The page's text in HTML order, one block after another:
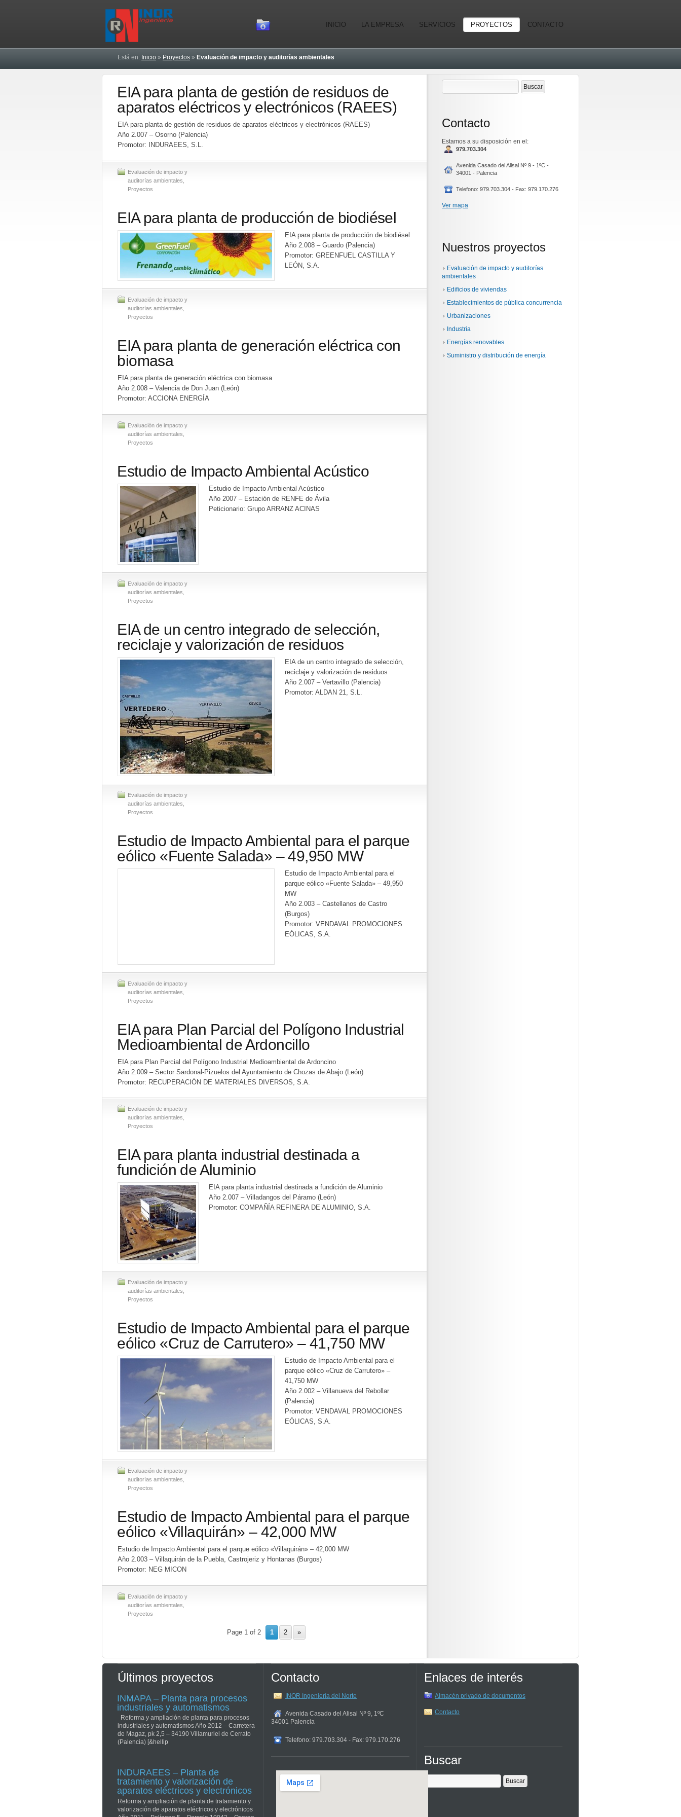
INICIO LA EMPRESA SERVICIOS PROYECTOS CONTACTO
Está en: Inicio » Proyectos » Evaluación de impacto y auditorías ambientales
EIA para planta de gestión de residuos de
aparatos eléctricos y electrónicos (RAEES)
EIA para planta de gestión de residuos de aparatos eléctricos y electrónicos (RAEES)
Año 2.007 – Osorno (Palencia)
Promotor: INDURAEES, S.L.
Evaluación de impacto y
auditorías ambientales
Proyectos
EIA para planta de producción de biodiésel
EIA para planta de producción de biodiésel
Año 2.008 – Guardo (Palencia)
Promotor: GREENFUEL CASTILLA Y
LEÓN, S.A.
Evaluación de impacto y
auditorías ambientales
Proyectos
EIA para planta de generación eléctrica con
biomasa
EIA para planta de generación eléctrica con biomasa
Año 2.008 – Valencia de Don Juan (León)
Promotor: ACCIONA ENERGÍA
Evaluación de impacto y
auditorías ambientales
Proyectos
Estudio de Impacto Ambiental Acústico
Estudio de Impacto Ambiental Acústico
Año 2007 – Estación de RENFE de Ávila
Peticionario: Grupo ARRANZ ACINAS
Evaluación de impacto y
auditorías ambientales
Proyectos
EIA de un centro integrado de selección,
reciclaje y valorización de residuos
EIA de un centro integrado de selección,
reciclaje y valorización de residuos
Año 2.007 – Vertavillo (Palencia)
Promotor: ALDAN 21, S.L.
Evaluación de impacto y
auditorías ambientales
Proyectos
Estudio de Impacto Ambiental para el parque
eólico «Fuente Salada» – 49,950 MW
Estudio de Impacto Ambiental para el
parque eólico «Fuente Salada» – 49,950
MW
Año 2.003 – Castellanos de Castro
(Burgos)
Promotor: VENDAVAL PROMOCIONES
EÓLICAS, S.A.
Evaluación de impacto y
auditorías ambientales
Proyectos
EIA para Plan Parcial del Polígono Industrial
Medioambiental de Ardoncillo
EIA para Plan Parcial del Polígono Industrial Medioambiental de Ardoncino
Año 2.009 – Sector Sardonal-Pizuelos del Ayuntamiento de Chozas de Abajo (León)
Promotor: RECUPERACIÓN DE MATERIALES DIVERSOS, S.A.
Evaluación de impacto y
auditorías ambientales
Proyectos
EIA para planta industrial destinada a
fundición de Aluminio
EIA para planta industrial destinada a fundición de Aluminio
Año 2.007 – Villadangos del Páramo (León)
Promotor: COMPAÑÍA REFINERA DE ALUMINIO, S.A.
Evaluación de impacto y
auditorías ambientales
Proyectos
Estudio de Impacto Ambiental para el parque
eólico «Cruz de Carrutero» – 41,750 MW
Estudio de Impacto Ambiental para el
parque eólico «Cruz de Carrutero» –
41,750 MW
Año 2.002 – Villanueva del Rebollar
(Palencia)
Promotor: VENDAVAL PROMOCIONES
EÓLICAS, S.A.
Evaluación de impacto y
auditorías ambientales
Proyectos
Estudio de Impacto Ambiental para el parque
eólico «Villaquirán» – 42,000 MW
Estudio de Impacto Ambiental para el parque eólico «Villaquirán» – 42,000 MW
Año 2.003 – Villaquirán de la Puebla, Castrojeriz y Hontanas (Burgos)
Promotor: NEG MICON
Evaluación de impacto y
auditorías ambientales
Proyectos
Page 1 of 2 1 2 »
Contacto
Estamos a su disposición en el:
979.703.304
Avenida Casado del Alisal Nº 9 - 1ºC -
34001 - Palencia
Telefono: 979.703.304 - Fax: 979.170.276
Ver mapa
Nuestros proyectos
Evaluación de impacto y auditorías
ambientales
Edificios de viviendas
Establecimientos de pública concurrencia
Urbanizaciones
Industria
Energías renovables
Suministro y distribución de energía
Últimos proyectos
INMAPA – Planta para procesos
industriales y automatismos
Reforma y ampliación de planta para procesos
industriales y automatismos Año 2012 – Carretera
de Magaz, pk 2,5 – 34190 Villamuriel de Cerrato
(Palencia) [&hellip
INDURAEES – Planta de
tratamiento y valorización de
aparatos eléctricos y electrónicos
Reforma y ampliación de planta de tratamiento y
valorización de aparatos eléctricos y electrónicos
Contacto
INOR Ingeniería del Norte
Avenida Casado del Alisal Nº 9, 1ºC
34001 Palencia
Telefono: 979.703.304 - Fax: 979.170.276
Enlaces de interés
Almacén privado de documentos
Contacto
Buscar